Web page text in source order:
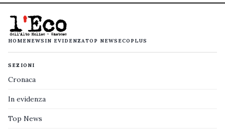
HOMENEWS IN EVIDENZATOP NEWS ECOPLUS
SEZIONI
Cronaca
In evidenza
Top News